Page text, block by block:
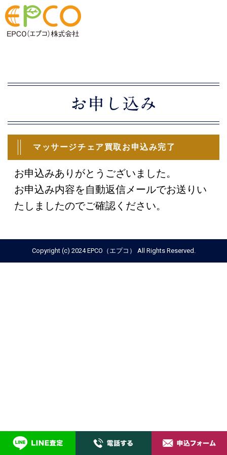
マッサージチェア買取お申込み完了
お申込みありがとうございました。
お申込み内容を自動返信メールでお送りい
たしましたのでご確認ください。
Copyright (c) 2024 EPCO（エプコ） All Rights Reserved.